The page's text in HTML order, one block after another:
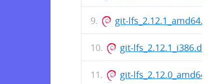
git-lfs_2.12.1_amd64.deb
git-lfs_2.12.1_i386.deb
git-lfs_2.12.0_amd64.deb